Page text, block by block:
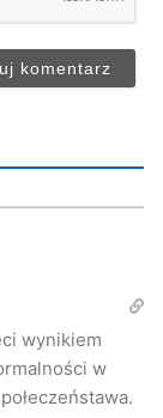
wynikiem
w